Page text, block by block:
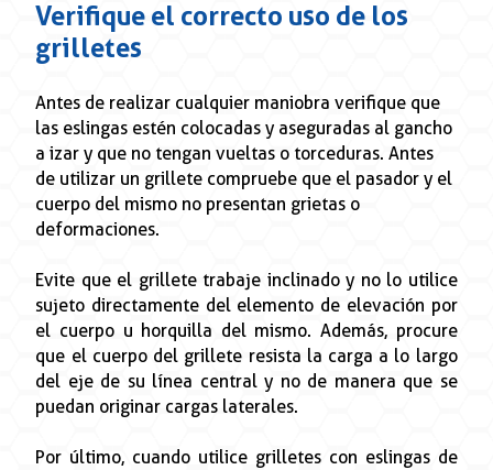
Verifique el correcto uso de los
grilletes
Antes de realizar cualquier maniobra verifique que
las eslingas estén colocadas y aseguradas al gancho
a izar y que no tengan vueltas o torceduras. Antes
de utilizar un grillete compruebe que el pasador y el
cuerpo del mismo no presentan grietas o
deformaciones.
Evite que el grillete trabaje inclinado y no lo utilice
sujeto directamente del elemento de elevación por
el cuerpo u horquilla del mismo. Además, procure
que el cuerpo del grillete resista la carga a lo largo
del eje de su línea central y no de manera que se
puedan originar cargas laterales.
Por último, cuando utilice grilletes con eslingas de